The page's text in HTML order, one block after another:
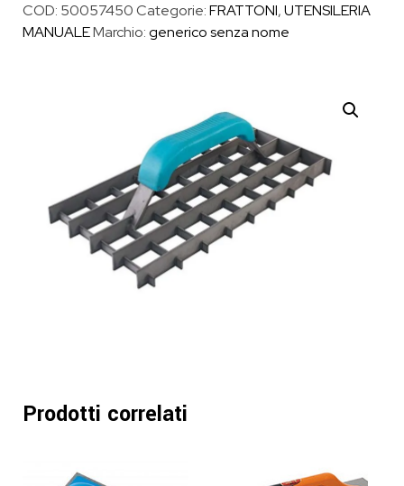
COD: 50057450Categorie:FRATTONI,UTENSILERIA
MANUALEMarchio:generico senza nome
Prodotti correlati